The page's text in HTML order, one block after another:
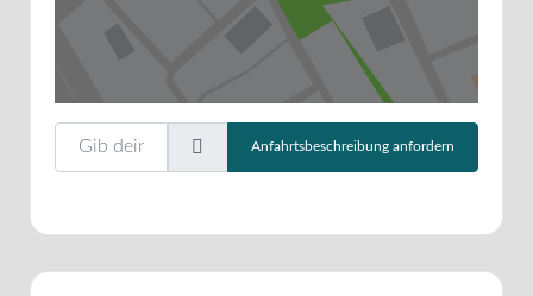
Gib deinen Standort ein.
Anfahrtsbeschreibung anfordern